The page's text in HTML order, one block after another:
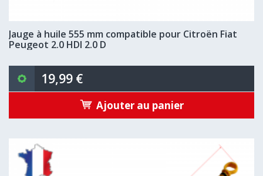
Jauge à huile 555 mm compatible pour Citroën Fiat
Peugeot 2.0 HDI 2.0 D
19,99 €
Ajouter au panier